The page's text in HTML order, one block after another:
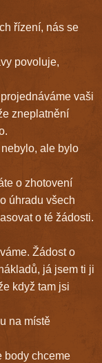
řízení, nás se
povoluje,
vaši
zneplatnění
ale bylo
o zhotovení
úhradu všech
o té žádosti.
Žádost o
já jsem ti ji
když tam jsi
na místě
body chceme